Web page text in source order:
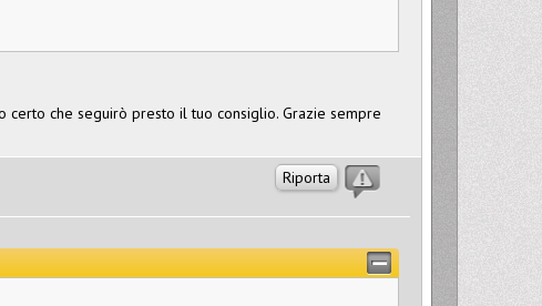
che seguirò presto il tuo consiglio. Grazie sempre
Riporta